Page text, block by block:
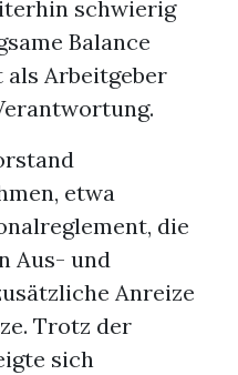
schwierig
Balance
Arbeitgeber
etwa
die
Aus- und
Anreize
Trotz der
sich